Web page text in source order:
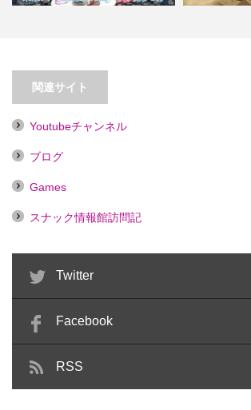
【銀座】Bleu Clair（ブルークレ
ール）【喫煙目的…
関連サイト
Youtubeチャンネル
ブログ
Games
スナック情報館訪問記
Twitter
Facebook
RSS